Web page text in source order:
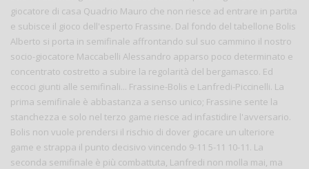
giocatore di casa Quadrio Mauro che non riesce ad entrare in partita
e subisce il gioco dell'esperto Frassine. Dal fondo del tabellone Bolis
Alberto si porta in semifinale affrontando sul suo cammino il nostro
socio-giocatore Maccabelli Alessandro apparso poco determinato e
concentrato costretto a subire la regolarità del bergamasco. Ed
eccoci giunti alle semifinali... Frassine-Bolis e Lanfredi-Piccinelli. La
prima semifinale è abbastanza a senso unico; Frassine sente la
stanchezza e solo nel terzo game riesce ad infastidire l'avversario.
Bolis non vuole prendersi il rischio di dover giocare un ulteriore
game e strappa il punto decisivo vincendo 9-11 5-11 10-11. La
seconda semifinale è più combattuta, Lanfredi non molla mai, ma